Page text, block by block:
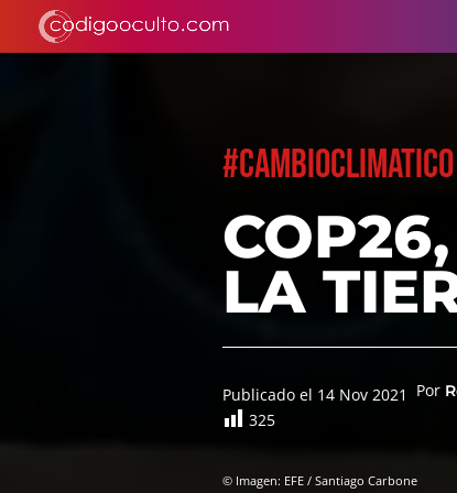
#CAMBIOCLIMATICO
LA
Publicado el 14 Nov 2021 Por
325
© Imagen: EFE / Santiago Carbone